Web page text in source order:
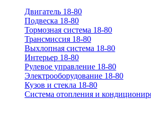
Двигатель 18-80
Подвеска 18-80
Тормозная система 18-80
Трансмиссия 18-80
Выхлопная система 18-80
Интерьер 18-80
Рулевое управление 18-80
Электрооборудование 18-80
Кузов и стекла 18-80
Система отопления и